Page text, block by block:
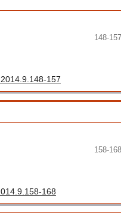
148-157
157
158-168
168